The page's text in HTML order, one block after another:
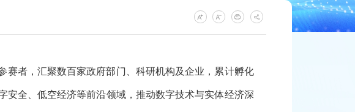
者，汇聚数百家政府部门、科研机构及企业，累计孵化
安全、低空经济等前沿领域，推动数字技术与实体经济深